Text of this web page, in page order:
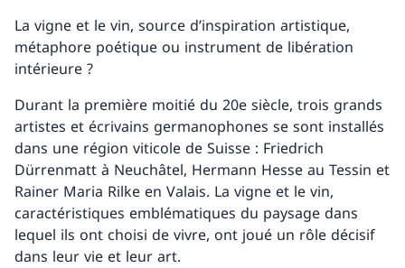
La vigne et le vin, source d’inspiration artistique,
métaphore poétique ou instrument de libération
intérieure ?
Durant la première moitié du 20e siècle, trois grands
artistes et écrivains germanophones se sont installés
dans une région viticole de Suisse : Friedrich
Dürrenmatt à Neuchâtel, Hermann Hesse au Tessin et
Rainer Maria Rilke en Valais. La vigne et le vin,
caractéristiques emblématiques du paysage dans
lequel ils ont choisi de vivre, ont joué un rôle décisif
dans leur vie et leur art.